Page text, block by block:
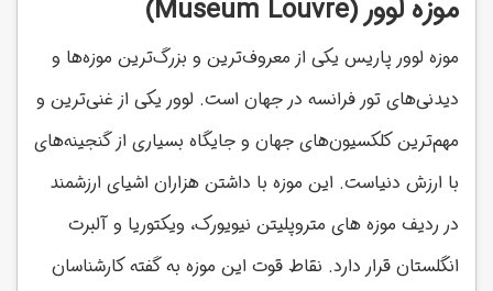
موزه لوور(Museum Louvre)
موزه لوور پاریس یکی از معروف‌ترین و بزرگ‌ترین موزه‌ها و
دیدنی‌های تور فرانسه در جهان است. لوور یکی از غنی‌ترین و
مهم‌ترین کلکسیون‌های جهان و جایگاه بسیاری از گنجینه‌های
با ارزش دنیاست. این موزه با داشتن هزاران اشیای ارزشمند
در ردیف موزه های متروپلیتن نیویورک، ویکتوریا و آلبرت
انگلستان قرار دارد. نقاط قوت این موزه به گفته کارشناسان